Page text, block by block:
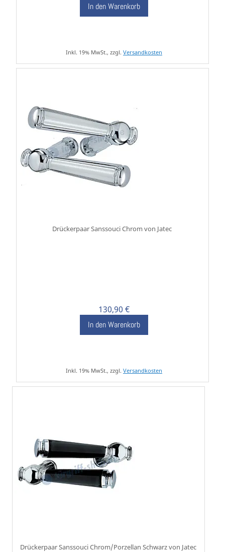
In den Warenkorb
Inkl. 19% MwSt., zzgl. Versandkosten
Drückerpaar Sanssouci Chrom von Jatec
130,90 €
In den Warenkorb
Inkl. 19% MwSt., zzgl. Versandkosten
Drückerpaar Sanssouci Chrom/Porzellan Schwarz von Jatec